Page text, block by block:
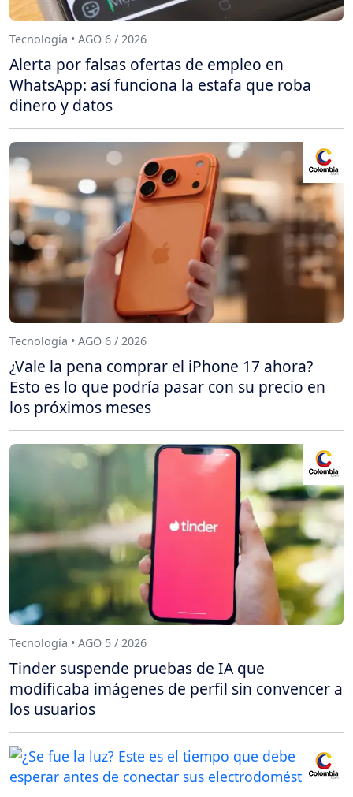
Tecnología • AGO 6 / 2026
Alerta por falsas ofertas de empleo en
WhatsApp: así funciona la estafa que roba
dinero y datos
Tecnología • AGO 6 / 2026
¿Vale la pena comprar el iPhone 17 ahora?
Esto es lo que podría pasar con su precio en
los próximos meses
Tecnología • AGO 5 / 2026
Tinder suspende pruebas de IA que
modificaba imágenes de perfil sin convencer a
los usuarios